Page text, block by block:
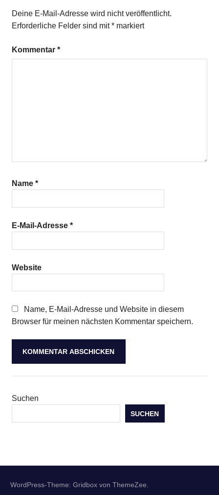
Weizenkleie
Deine E-Mail-Adresse wird nicht veröffentlicht.
Erforderliche Felder sind mit* markiert
Kommentar *
Name *
E-Mail-Adresse *
Website
Name, E-Mail-Adresse und Website in diesem
Browser für meinen nächsten Kommentar speichern.
Suchen
SUCHEN
WordPress-Theme: Gridbox von ThemeZee.